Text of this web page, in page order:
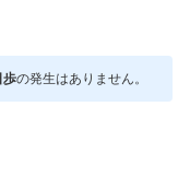
歩の発生はありません。